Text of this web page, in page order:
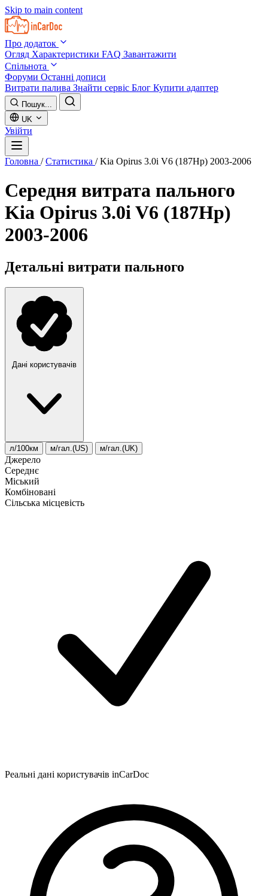
Skip to main content
Про додаток
Огляд Характеристики FAQ Завантажити
Спільнота
Форуми Останні дописи
Витрати палива Знайти сервіс Блог Купити адаптер
Пошук...
UK
Увійти
Головна / Статистика / Kia Opirus 3.0i V6 (187Hp) 2003-2006
Середня витрата пального
Kia Opirus 3.0i V6 (187Hp)
2003-2006
Детальні витрати пального
Дані користувачів
л/100км м/гал.(US) м/гал.(UK)
Джерело
Середнє
Міський
Комбіновані
Сільська місцевість
Реальні дані користувачів inCarDoc